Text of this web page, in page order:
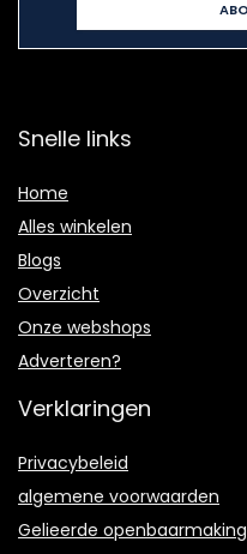
Snelle links
Home
Alles winkelen
Blogs
Overzicht
Onze webshops
Adverteren?
Verklaringen
Privacybeleid
algemene voorwaarden
Gelieerde openbaarmaking